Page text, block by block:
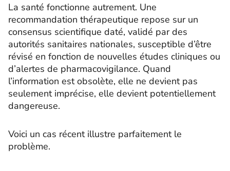
La santé fonctionne autrement. Une
recommandation thérapeutique repose sur un
consensus scientifique daté, validé par des
autorités sanitaires nationales, susceptible d’être
révisé en fonction de nouvelles études cliniques ou
d’alertes de pharmacovigilance. Quand
l’information est obsolète, elle ne devient pas
seulement imprécise, elle devient potentiellement
dangereuse.
Voici un cas récent illustre parfaitement le
problème.